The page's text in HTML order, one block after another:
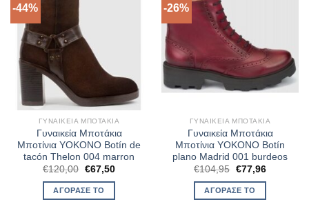
-44%
ΓΥΝΑΙΚΕΊΑ ΜΠΟΤΆΚΙΑ
Γυναικεία Μποτάκια
Μποτίνια YOKONO Botín de
tacón Thelon 004 marron
€120,00 Original
was:
€120,00.
€67,50Η
ΑΓΌΡΑΣΈ ΤΟ
-26%
ΓΥΝΑΙΚΕΊΑ ΜΠΟΤΆΚΙΑ
Γυναικεία Μποτάκια
Μποτίνια YOKONO Botín
plano Madrid 001 burdeos
€104,95 Original
was:
€104,95.
€77,96Η
ΑΓΌΡΑΣΈ ΤΟ